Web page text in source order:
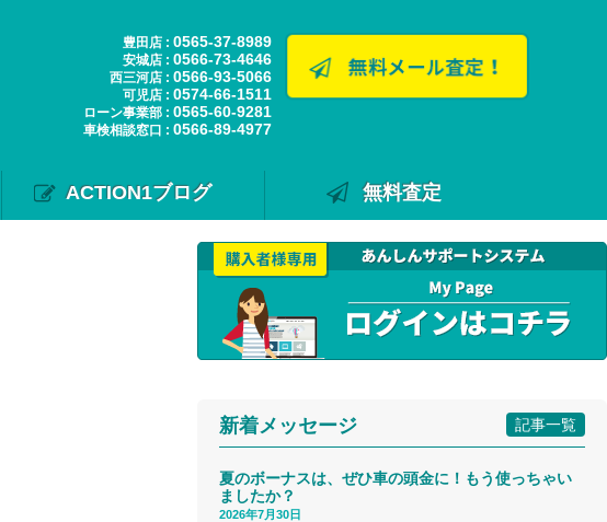
豊田店 : 0565-37-8989
安城店 : 0566-73-4646
西三河店 : 0566-93-5066
可児店 : 0574-66-1511
ローン事業部 : 0565-60-9281
車検相談窓口 : 0566-89-4977
ACTION1ブログ 無料査定
記事一覧
新着メッセージ
夏のボーナスは、ぜひ車の頭金に！もう使っちゃい
ましたか？
2026年7月30日